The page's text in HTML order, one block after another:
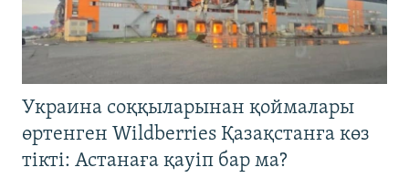
Украина соққыларынан қоймалары
өртенген Wildberries Қазақстанға көз
тікті: Астанаға қауіп бар ма?